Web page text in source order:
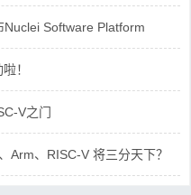
Software Platform
！
V之门
Arm、RISC-V 将三分天下？